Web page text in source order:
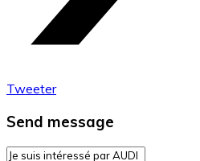
Tweeter
Send message